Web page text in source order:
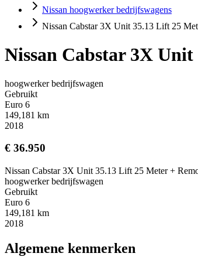
Nissan hoogwerker bedrijfswagens
Nissan Cabstar 3X Unit 35.13 Lift 25
Nissan Cabstar 3X
hoogwerker bedrijfswagen
Gebruikt
Euro 6
149,181 km
2018
€ 36.950
Nissan Cabstar 3X Unit 35.13 Lift 25 Meter +
hoogwerker bedrijfswagen
Gebruikt
Euro 6
149,181 km
2018
Algemene kenmerken